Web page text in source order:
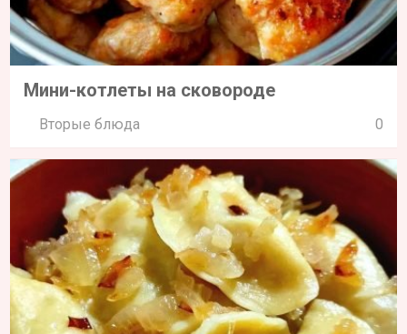
Мини-котлеты на сковороде
Вторые блюда 0